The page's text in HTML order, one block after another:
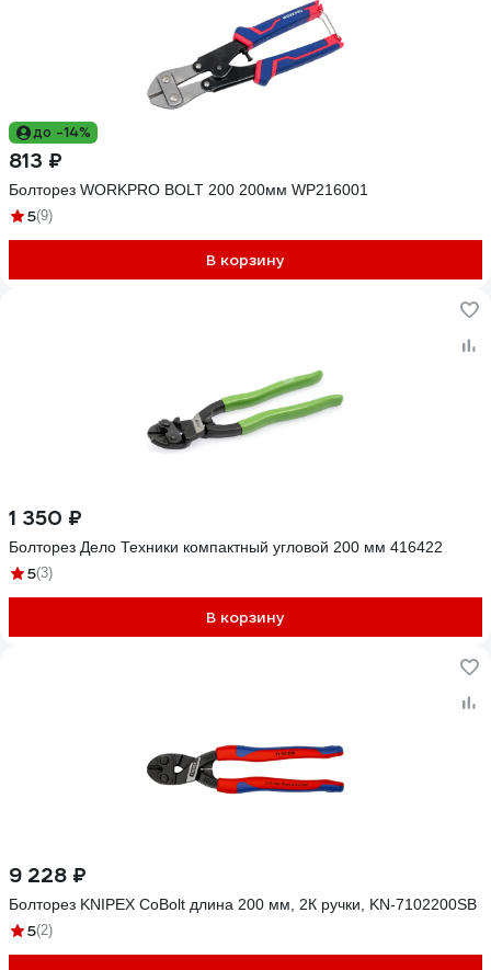
до -14%
813 ₽
Болторез WORKPRO BOLT 200 200мм WP216001
5(9)
В корзину
1 350 ₽
Болторез Дело Техники компактный угловой 200 мм 416422
5(3)
В корзину
9 228 ₽
Болторез KNIPEX CoBolt длина 200 мм, 2К ручки, KN-7102200SB
5(2)